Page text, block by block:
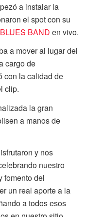
a instalar la
el spot con su
BAND en vivo.
a mover al lugar del
cargo de
con la calidad de
clip.
la gran
a manos de
y nos
nuestro
fomento del
un real aporte a la
a todos esos